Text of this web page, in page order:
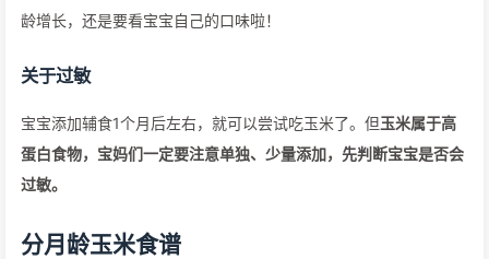
龄增长，还是要看宝宝自己的口味啦！
关于过敏
宝宝添加辅食1个月后左右，就可以尝试吃玉米了。但玉米属于高
蛋白食物，宝妈们一定要注意单独、少量添加，先判断宝宝是否会
过敏。
分月龄玉米食谱